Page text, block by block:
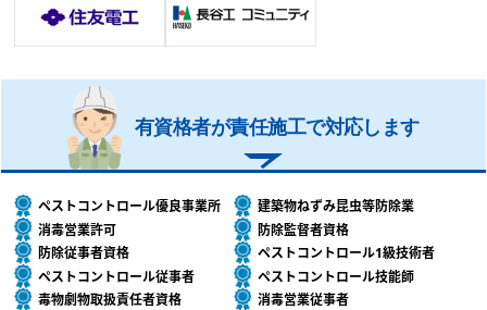
有資格者が責任施工で対応します
ペストコントロール優良事業所
建築物ねずみ昆虫等防除業
消毒営業許可
防除監督者資格
防除従事者資格
ペストコントロール1級技術者
ペストコントロール従事者
ペストコントロール技能師
毒物劇物取扱責任者資格
消毒営業従事者